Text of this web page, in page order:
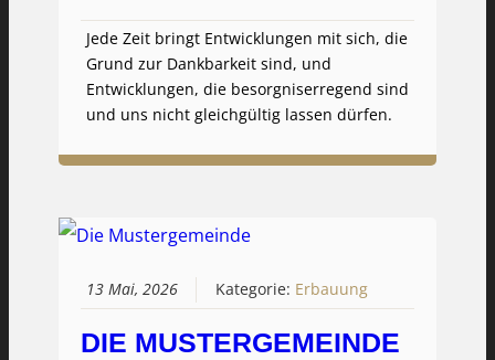
Jede Zeit bringt Entwicklungen mit sich, die
Grund zur Dankbarkeit sind, und
Entwicklungen, die besorgniserregend sind
und uns nicht gleichgültig lassen dürfen.
13 Mai, 2026 Kategorie: Erbauung
DIE MUSTERGEMEINDE